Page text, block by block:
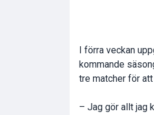
I förra veckan
kommande
tre matcher för
– Jag gör allt jag